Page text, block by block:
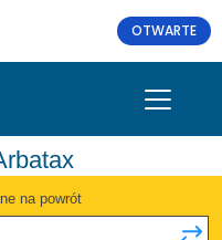
OTWARTE
na powrót